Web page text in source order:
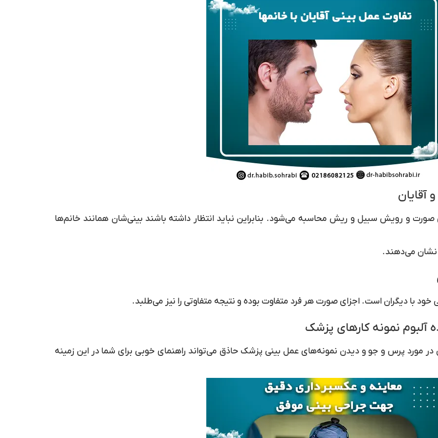
صورت و رویش سبیل و ریش محاسبه می‌شود. بنابراین نباید انتظار داشته باشند بینی‌شان همانند خانم‌ها
نشان می‌دهند.
خود با دیگران است. اجزای صورت هر فرد متفاوت بوده و نتیجه متفاوتی را نیز می‌طلبد.
در مورد پرس و جو و دیدن نمونه‌های عمل بینی پزشک حاذق می‌تواند راهنمای خوبی برای شما در این زمینه